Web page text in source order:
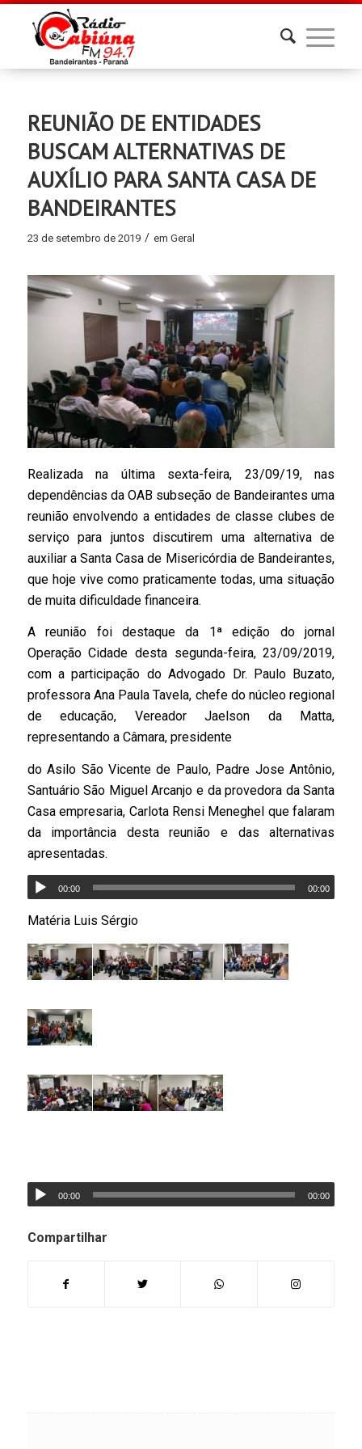
REUNIÃO DE ENTIDADES
BUSCAM ALTERNATIVAS DE
AUXÍLIO PARA SANTA CASA DE
BANDEIRANTES
23 de setembro de 2019 / em Geral
Realizada na última sexta-feira, 23/09/19, nas
dependências da OAB subseção de Bandeirantes uma
reunião envolvendo a entidades de classe clubes de
serviço para juntos discutirem uma alternativa de
auxiliar a Santa Casa de Misericórdia de Bandeirantes,
que hoje vive como praticamente todas, uma situação
de muita dificuldade financeira.
A reunião foi destaque da 1ª edição do jornal
Operação Cidade desta segunda-feira, 23/09/2019,
com a participação do Advogado Dr. Paulo Buzato,
professora Ana Paula Tavela, chefe do núcleo regional
de educação, Vereador Jaelson da Matta,
representando a Câmara, presidente
do Asilo São Vicente de Paulo, Padre Jose Antônio,
Santuário São Miguel Arcanjo e da provedora da Santa
Casa empresaria, Carlota Rensi Meneghel que falaram
da importância desta reunião e das alternativas
apresentadas.
00:00 00:00
Matéria Luis Sérgio
00:00 00:00
Compartilhar